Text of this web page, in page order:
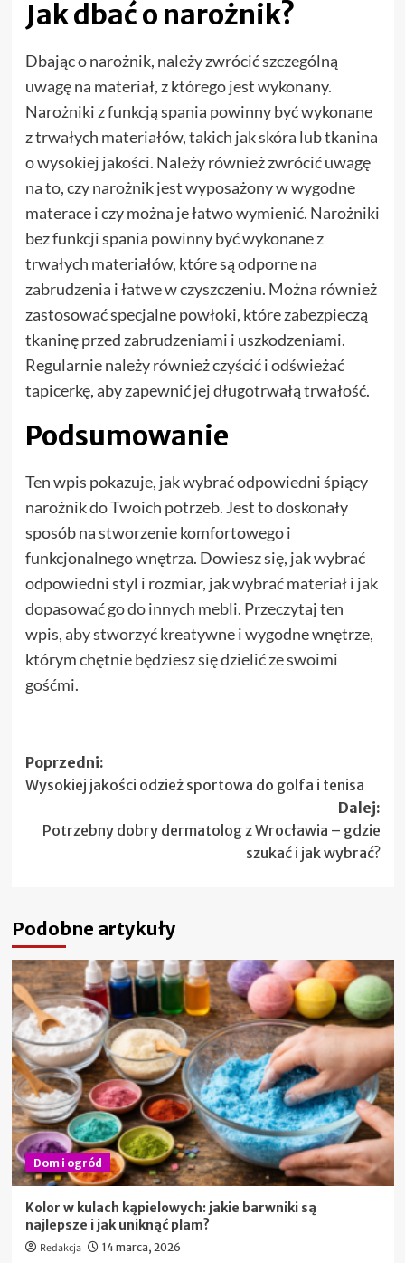
Jak dbać o narożnik?
Dbając o narożnik, należy zwrócić szczególną
uwagę na materiał, z którego jest wykonany.
Narożniki z funkcją spania powinny być wykonane
z trwałych materiałów, takich jak skóra lub tkanina
o wysokiej jakości. Należy również zwrócić uwagę
na to, czy narożnik jest wyposażony w wygodne
materace i czy można je łatwo wymienić. Narożniki
bez funkcji spania powinny być wykonane z
trwałych materiałów, które są odporne na
zabrudzenia i łatwe w czyszczeniu. Można również
zastosować specjalne powłoki, które zabezpieczą
tkaninę przed zabrudzeniami i uszkodzeniami.
Regularnie należy również czyścić i odświeżać
tapicerkę, aby zapewnić jej długotrwałą trwałość.
Podsumowanie
Ten wpis pokazuje, jak wybrać odpowiedni śpiący
narożnik do Twoich potrzeb. Jest to doskonały
sposób na stworzenie komfortowego i
funkcjonalnego wnętrza. Dowiesz się, jak wybrać
odpowiedni styl i rozmiar, jak wybrać materiał i jak
dopasować go do innych mebli. Przeczytaj ten
wpis, aby stworzyć kreatywne i wygodne wnętrze,
którym chętnie będziesz się dzielić ze swoimi
gośćmi.
Zobacz
wpisy
Poprzedni:
Wysokiej jakości odzież sportowa do golfa i tenisa
Dalej:
Potrzebny dobry dermatolog z Wrocławia – gdzie
szukać i jak wybrać?
Podobne artykuły
Dom i ogród
Kolor w kulach kąpielowych: jakie barwniki są
najlepsze i jak uniknąć plam?
Redakcja 14 marca, 2026